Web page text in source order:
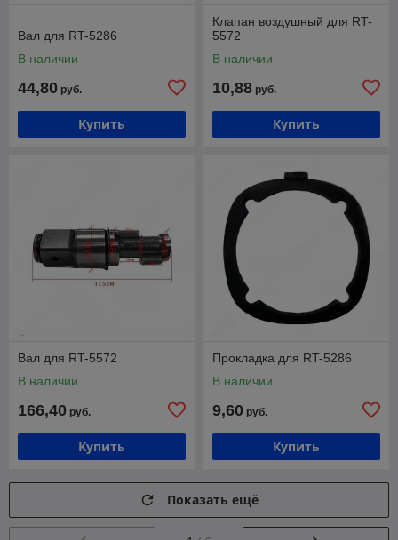
Вал для RT-5286
В наличии
44,80 руб.
Купить
Клапан воздушный для RT-
5572
В наличии
10,88 руб.
Купить
Вал для RT-5572
В наличии
166,40 руб.
Купить
Прокладка для RT-5286
В наличии
9,60 руб.
Купить
Показать ещё